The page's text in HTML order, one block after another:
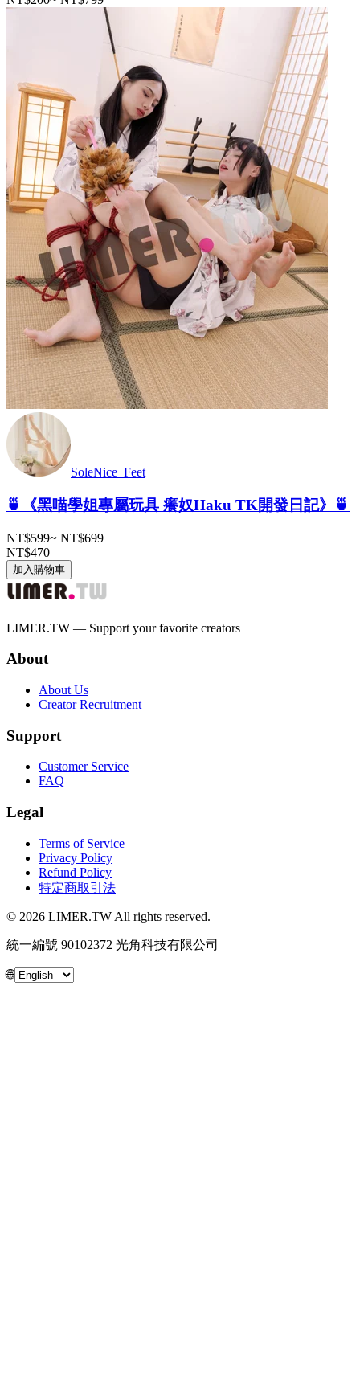
SoleNice_Feet
🍵《黑喵學姐專屬玩具 癢奴Haku TK開發日記》🍵
NT$599~ NT$699
NT$470
加入購物車
LIMER.TW — Support your favorite creators
About
About Us
Creator Recruitment
Support
Customer Service
FAQ
Legal
Terms of Service
Privacy Policy
Refund Policy
特定商取引法
© 2026 LIMER.TW All rights reserved.
統一編號 90102372 光角科技有限公司
🌐